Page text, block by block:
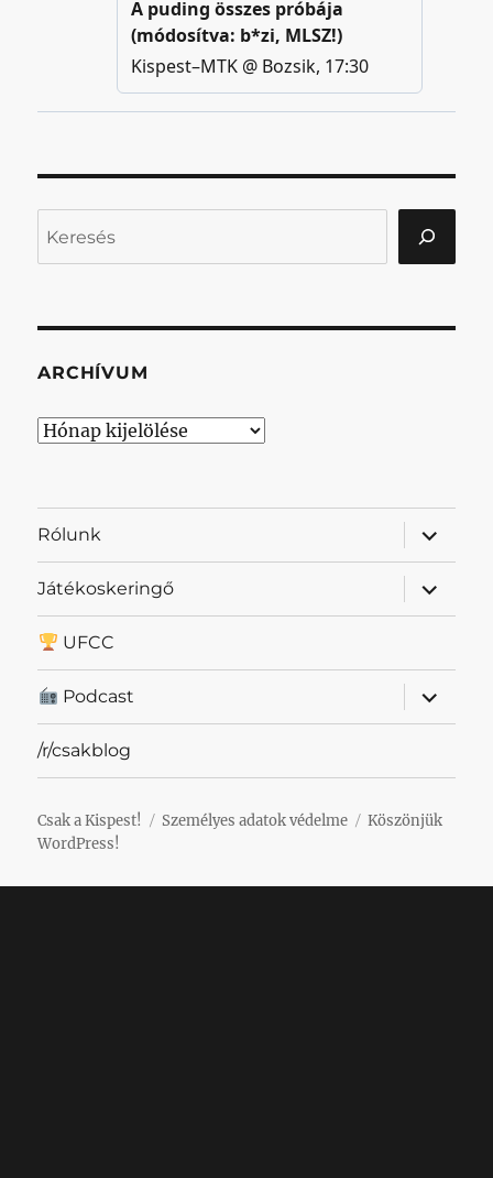
ARCHÍVUM
Archívum
Rólunk
almenü
Játékoskeringő
almenü
UFCC
Podcast
almenü
/r/csakblog
Csak a Kispest! Személyes adatok védelme
Köszönjük
WordPress!